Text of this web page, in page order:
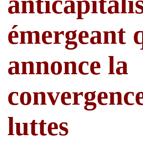
émergeant
annonce la
luttes